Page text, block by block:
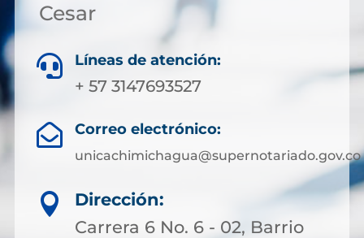
Cesar
 Líneas de atención:
+ 57 3147693527
 Correo electrónico:
unicachimichagua@supernotariado.gov.co

Dirección:
Carrera 6 No. 6 - 02, Barrio